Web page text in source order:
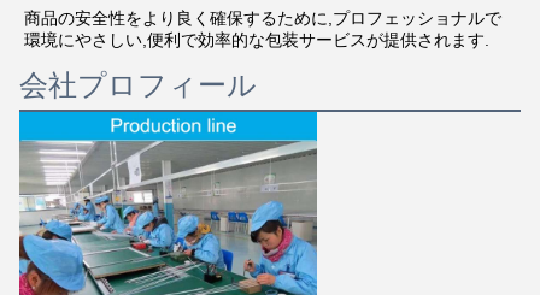
商品の安全性をより良く確保するために,プロフェッショナルで
環境にやさしい,便利で効率的な包装サービスが提供されます.
会社プロフィール